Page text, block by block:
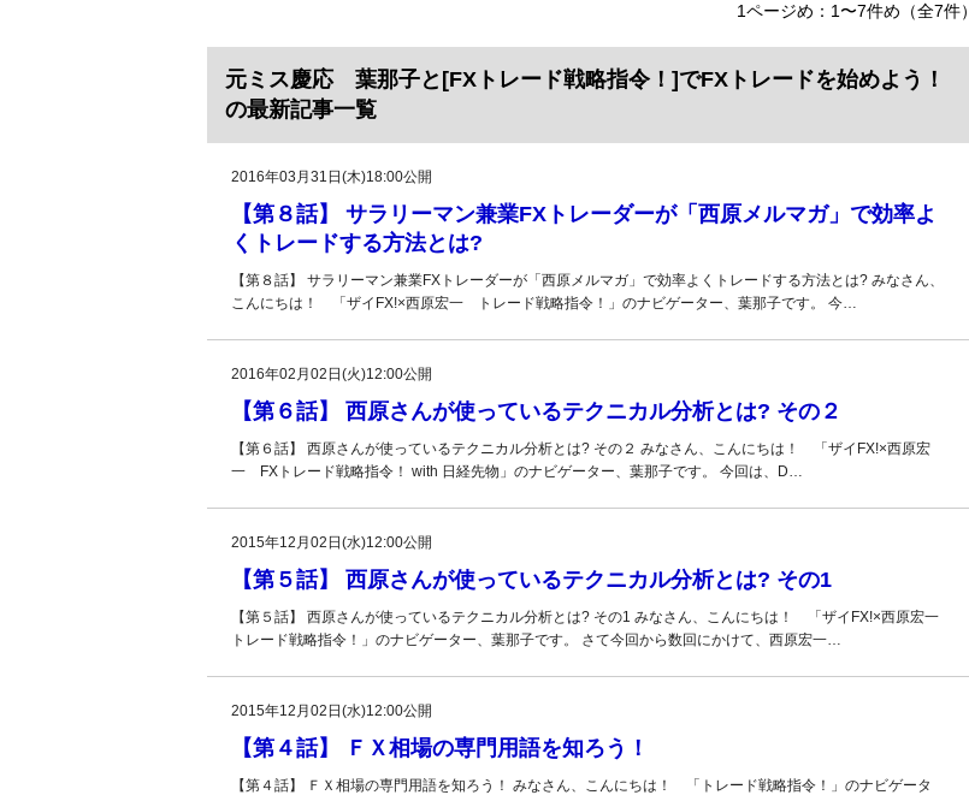
1ページめ：1〜7件め（全7件）
元ミス慶応 葉那子と[FXトレード戦略指令！]でFXトレードを始めよう！
の最新記事一覧
2016年03月31日(木)18:00公開
【第８話】 サラリーマン兼業FXトレーダーが「西原メルマガ」で効率よ
くトレードする方法とは?
【第８話】 サラリーマン兼業FXトレーダーが「西原メルマガ」で効率よくトレードする方法とは? みなさん、
こんにちは！ 「ザイFX!×西原宏一 トレード戦略指令！」のナビゲーター、葉那子です。 今…
2016年02月02日(火)12:00公開
【第６話】 西原さんが使っているテクニカル分析とは? その２
【第６話】 西原さんが使っているテクニカル分析とは? その２ みなさん、こんにちは！ 「ザイFX!×西原宏
一 FXトレード戦略指令！ with 日経先物」のナビゲーター、葉那子です。 今回は、D…
2015年12月02日(水)12:00公開
【第５話】 西原さんが使っているテクニカル分析とは? その1
【第５話】 西原さんが使っているテクニカル分析とは? その1 みなさん、こんにちは！ 「ザイFX!×西原宏一
トレード戦略指令！」のナビゲーター、葉那子です。 さて今回から数回にかけて、西原宏一…
2015年12月02日(水)12:00公開
【第４話】 ＦＸ相場の専門用語を知ろう！
【第４話】 ＦＸ相場の専門用語を知ろう！ みなさん、こんにちは！ 「トレード戦略指令！」のナビゲータ